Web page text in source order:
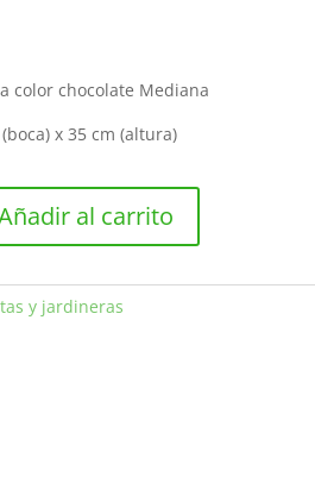
color chocolate Mediana
x 35 cm (altura)
al carrito
y jardineras